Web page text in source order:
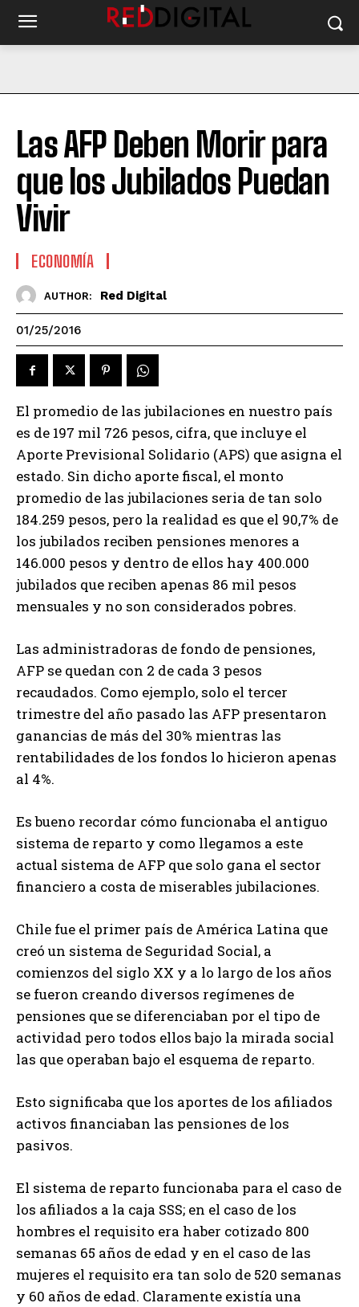
Las AFP Deben Morir para
que los Jubilados Puedan
Vivir
ECONOMÍA
AUTHOR: Red Digital
01/25/2016
El promedio de las jubilaciones en nuestro país
es de 197 mil 726 pesos, cifra, que incluye el
Aporte Previsional Solidario (APS) que asigna el
estado. Sin dicho aporte fiscal, el monto
promedio de las jubilaciones seria de tan solo
184.259 pesos, pero la realidad es que el 90,7% de
los jubilados reciben pensiones menores a
146.000 pesos y dentro de ellos hay 400.000
jubilados que reciben apenas 86 mil pesos
mensuales y no son considerados pobres.
Las administradoras de fondo de pensiones,
AFP se quedan con 2 de cada 3 pesos
recaudados. Como ejemplo, solo el tercer
trimestre del año pasado las AFP presentaron
ganancias de más del 30% mientras las
rentabilidades de los fondos lo hicieron apenas
al 4%.
Es bueno recordar cómo funcionaba el antiguo
sistema de reparto y como llegamos a este
actual sistema de AFP que solo gana el sector
financiero a costa de miserables jubilaciones.
Chile fue el primer país de América Latina que
creó un sistema de Seguridad Social, a
comienzos del siglo XX y a lo largo de los años
se fueron creando diversos regímenes de
pensiones que se diferenciaban por el tipo de
actividad pero todos ellos bajo la mirada social
las que operaban bajo el esquema de reparto.
Esto significaba que los aportes de los afiliados
activos financiaban las pensiones de los
pasivos.
El sistema de reparto funcionaba para el caso de
los afiliados a la caja SSS; en el caso de los
hombres el requisito era haber cotizado 800
semanas 65 años de edad y en el caso de las
mujeres el requisito era tan solo de 520 semanas
y 60 años de edad. Claramente existía una